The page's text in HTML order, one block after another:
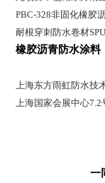
PBC-328非固化橡胶
耐根穿刺防水卷材
橡胶沥青防水涂料
上海东方雨虹防水技
上海国家会展中心
一